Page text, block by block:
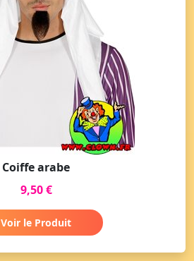
Coiffe arabe
9,50 €
Voir le Produit